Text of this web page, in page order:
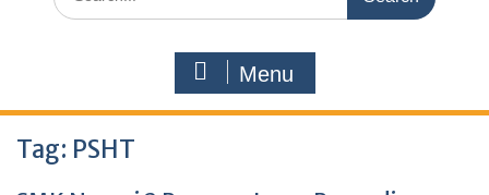
Menu
Tag: PSHT